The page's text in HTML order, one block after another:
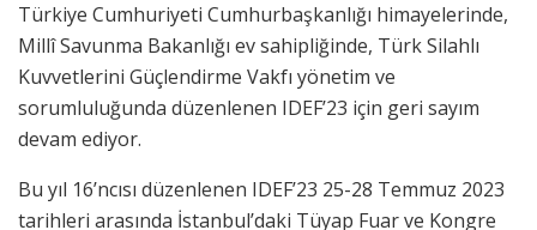
Türkiye Cumhuriyeti Cumhurbaşkanlığı himayelerinde,
Millî Savunma Bakanlığı ev sahipliğinde, Türk Silahlı
Kuvvetlerini Güçlendirme Vakfı yönetim ve
sorumluluğunda düzenlenen IDEF’23 için geri sayım
devam ediyor.
Bu yıl 16’ncısı düzenlenen IDEF’23 25-28 Temmuz 2023
tarihleri arasında İstanbul’daki Tüyap Fuar ve Kongre